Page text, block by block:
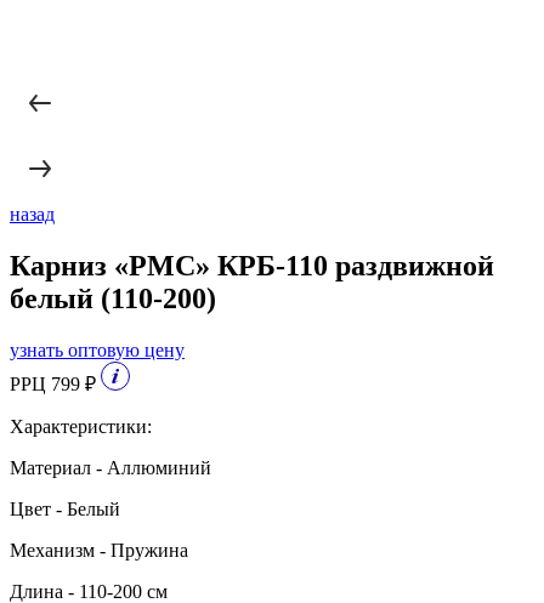
назад
Карниз «РМС» КРБ-110 раздвижной
белый (110-200)
узнать оптовую цену
РРЦ 799 ₽
Характеристики:
Материал - Аллюминий
Цвет - Белый
Механизм - Пружина
Длина - 110-200 см